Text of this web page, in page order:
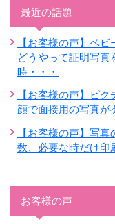
最近の話題
【お客様の声】ベ
どうやって証明写真
時・・・
【お客様の声】ピ
顔で面接用の写真が
【お客様の声】写
数、必要な時だけ印
お客様の声